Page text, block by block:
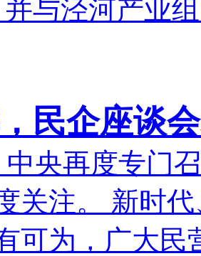
与泾河产业
民企座谈
中央再度专门
关注。 新时
可为，广大